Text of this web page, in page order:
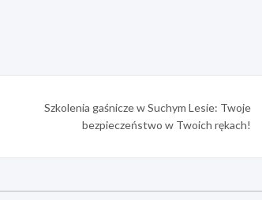
Szkolenia gaśnicze w Suchym Lesie: Twoje
bezpieczeństwo w Twoich rękach!